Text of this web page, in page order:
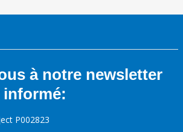
à notre newsletter
P002823